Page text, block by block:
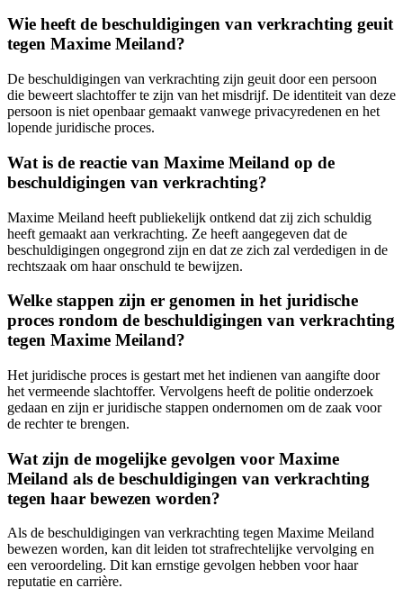
Wie heeft de beschuldigingen van verkrachting geuit
tegen Maxime Meiland?
De beschuldigingen van verkrachting zijn geuit door een persoon
die beweert slachtoffer te zijn van het misdrijf. De identiteit van deze
persoon is niet openbaar gemaakt vanwege privacyredenen en het
lopende juridische proces.
Wat is de reactie van Maxime Meiland op de
beschuldigingen van verkrachting?
Maxime Meiland heeft publiekelijk ontkend dat zij zich schuldig
heeft gemaakt aan verkrachting. Ze heeft aangegeven dat de
beschuldigingen ongegrond zijn en dat ze zich zal verdedigen in de
rechtszaak om haar onschuld te bewijzen.
Welke stappen zijn er genomen in het juridische
proces rondom de beschuldigingen van verkrachting
tegen Maxime Meiland?
Het juridische proces is gestart met het indienen van aangifte door
het vermeende slachtoffer. Vervolgens heeft de politie onderzoek
gedaan en zijn er juridische stappen ondernomen om de zaak voor
de rechter te brengen.
Wat zijn de mogelijke gevolgen voor Maxime
Meiland als de beschuldigingen van verkrachting
tegen haar bewezen worden?
Als de beschuldigingen van verkrachting tegen Maxime Meiland
bewezen worden, kan dit leiden tot strafrechtelijke vervolging en
een veroordeling. Dit kan ernstige gevolgen hebben voor haar
reputatie en carrière.